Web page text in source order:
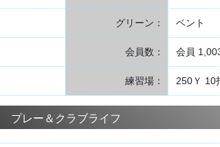
グリーン： ベント
会員数： 会員
練習場： 250Ｙ 10
プレー＆クラブライフ